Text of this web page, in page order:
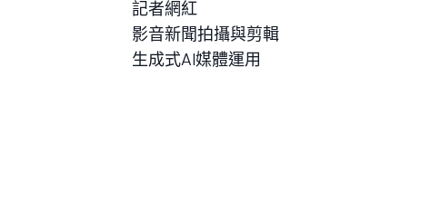
記者網紅
影音新聞拍攝與剪輯
生成式AI媒體運用